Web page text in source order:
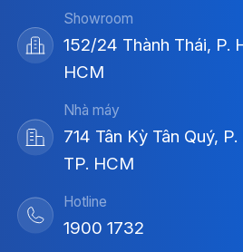
Showroom
152/24 Thành Thái, P.
HCM
Nhà máy
714 Tân Kỳ Tân Quý,
TP. HCM
Hotline
1900 1732